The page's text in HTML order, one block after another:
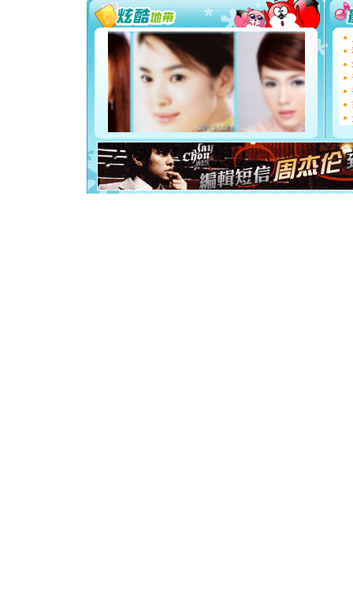
你太多，
要平安
[圣诞节]
能正大
都要快乐
[圣诞节]
如意,快
[元旦]
看
断电。
你是我
[元旦]如
起；二是
离。水晶
[元旦]当
泣，这痛